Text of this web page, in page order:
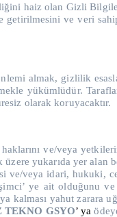
haiz olan Gizli
getirilmesini ve veri
almak, gizlilik
yükümlüdür.
olarak koruyacaktır.
ve/veya
yukarıda yer alan
veya idari, hukuki,
ye ait olduğunu
kalması yahut zarara
GSYO’ ya